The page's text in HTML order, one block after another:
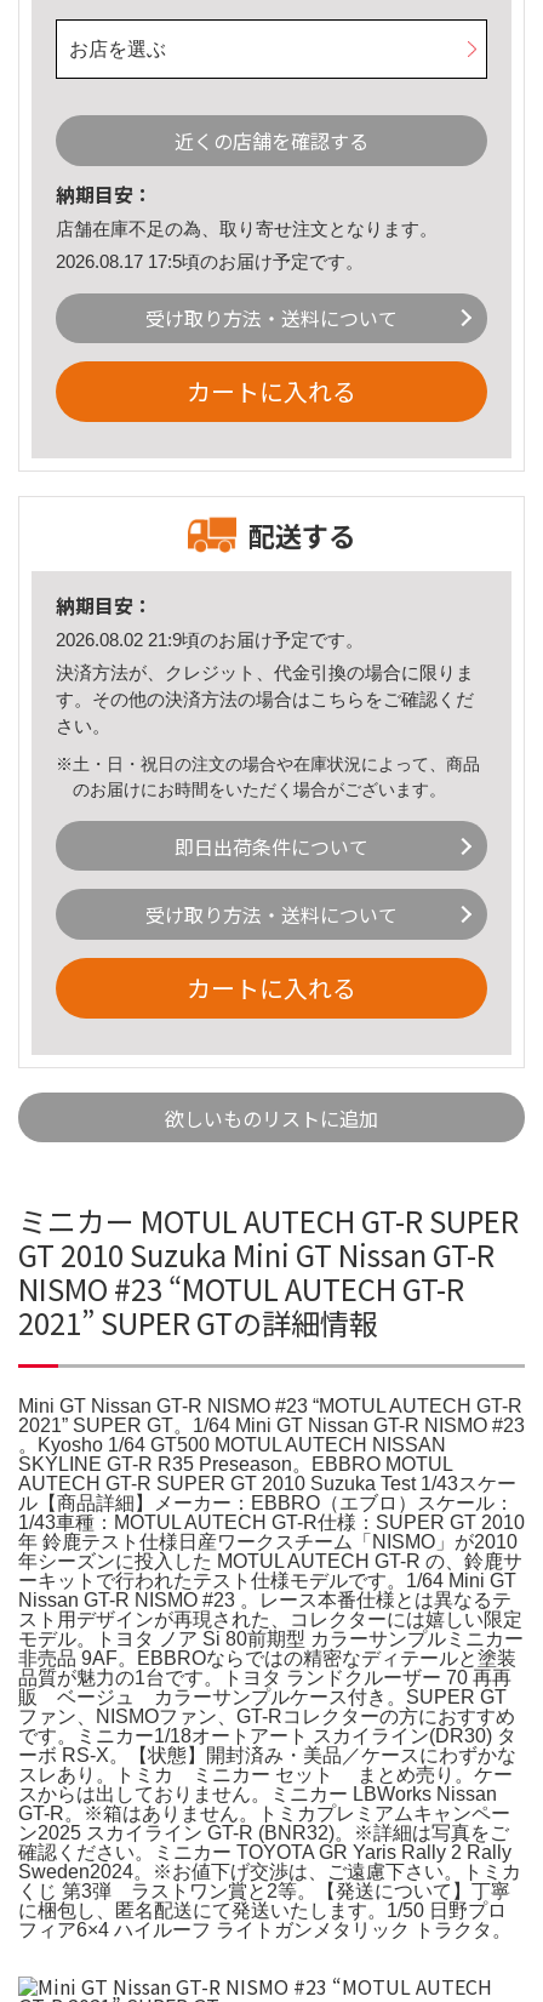
お店を選ぶ
近くの店舗を確認する
納期目安：
店舗在庫不足の為、取り寄せ注文となります。
2026.08.17 17:5頃のお届け予定です。
受け取り方法・送料について
カートに入れる
配送する
納期目安：
2026.08.02 21:9頃のお届け予定です。
決済方法が、クレジット、代金引換の場合に限りま
す。その他の決済方法の場合はこちら をご確認くだ
さい。
※土・日・祝日の注文の場合や在庫状況によって、商品
のお届けにお時間をいただく場合がございます。
即日出荷条件について
受け取り方法・送料について
カートに入れる
欲しいものリストに追加
ミニカー MOTUL AUTECH GT-R SUPER
GT 2010 Suzuka Mini GT Nissan GT-R
NISMO #23 “MOTUL AUTECH GT-R
2021” SUPER GTの詳細情報
Mini GT Nissan GT-R NISMO #23 “MOTUL AUTECH GT-R
2021” SUPER GT。1/64 Mini GT Nissan GT-R NISMO #23
。Kyosho 1/64 GT500 MOTUL AUTECH NISSAN
SKYLINE GT-R R35 Preseason。EBBRO MOTUL
AUTECH GT-R SUPER GT 2010 Suzuka Test 1/43スケー
ル【商品詳細】メーカー：EBBRO（エブロ）スケール：
1/43車種：MOTUL AUTECH GT-R仕様：SUPER GT 2010
年 鈴鹿テスト仕様日産ワークスチーム「NISMO」が2010
年シーズンに投入した MOTUL AUTECH GT-R の、鈴鹿サ
ーキットで行われたテスト仕様モデルです。1/64 Mini GT
Nissan GT-R NISMO #23 。レース本番仕様とは異なるテ
スト用デザインが再現された、コレクターには嬉しい限定
モデル。トヨタ ノア Si 80前期型 カラーサンプルミニカー
非売品 9AF。EBBROならではの精密なディテールと塗装
品質が魅力の1台です。トヨタ ランドクルーザー 70 再再
販 ベージュ カラーサンプルケース付き。SUPER GT
ファン、NISMOファン、GT-Rコレクターの方におすすめ
です。ミニカー1/18オートアート スカイライン(DR30) タ
ーボ RS-X。【状態】開封済み・美品／ケースにわずかな
スレあり。トミカ ミニカー セット まとめ売り。ケー
スからは出しておりません。ミニカー LBWorks Nissan
GT-R。※箱はありません。トミカプレミアムキャンペー
ン2025 スカイライン GT-R (BNR32)。※詳細は写真をご
確認ください。ミニカー TOYOTA GR Yaris Rally 2 Rally
Sweden2024。※お値下げ交渉は、ご遠慮下さい。トミカ
くじ 第3弾 ラストワン賞と2等。【発送について】丁寧
に梱包し、匿名配送にて発送いたします。1/50 日野プロ
フィア6×4 ハイルーフ ライトガンメタリック トラクタ。